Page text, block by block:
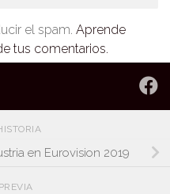
el spam. Aprende
tus comentarios.
en Eurovision 2019